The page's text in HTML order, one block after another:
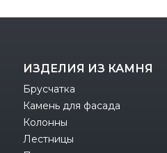
ИЗДЕЛИЯ ИЗ КАМНЯ
Брусчатка
Камень для фасада
Колонны
Лестницы